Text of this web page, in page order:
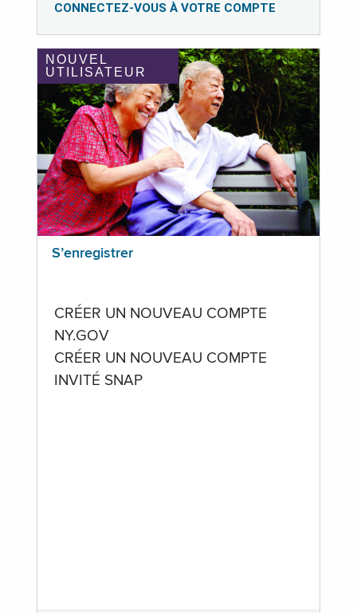
CONNECTEZ-VOUS À VOTRE COMPTE
NOUVEL
UTILISATEUR
S’enregistrer
CRÉER UN NOUVEAU COMPTE
NY.GOV
CRÉER UN NOUVEAU COMPTE
INVITÉ SNAP